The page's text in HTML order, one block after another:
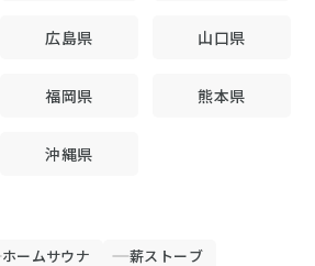
広島県 山口県
福岡県 熊本県
沖縄県
ホームサウナ
薪ストーブ